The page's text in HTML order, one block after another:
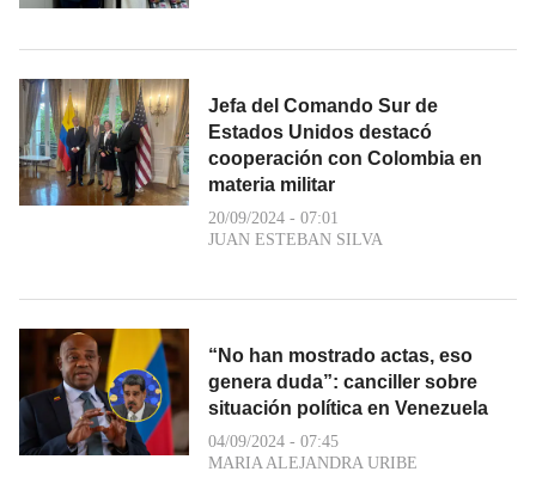
Jefa del Comando Sur de
Estados Unidos destacó
cooperación con Colombia en
materia militar
20/09/2024 - 07:01
JUAN ESTEBAN SILVA
“No han mostrado actas, eso
genera duda”: canciller sobre
situación política en Venezuela
04/09/2024 - 07:45
MARIA ALEJANDRA URIBE